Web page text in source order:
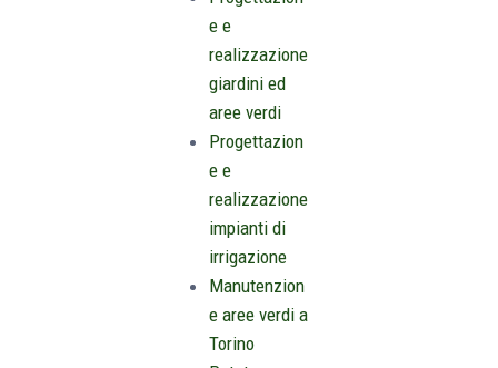
Non solo
Verde
offre
servizi di
giardinaggio
pubblici e
privati aTorino
Cuneo.
Progettazione
manutenzione